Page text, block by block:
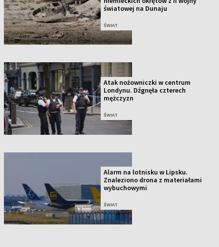
światowej na Dunaju
ŚWIAT
Atak nożowniczki w centrum
Londynu. Dźgnęła czterech
mężczyzn
ŚWIAT
Alarm na lotnisku w Lipsku.
Znaleziono drona z materiałami
wybuchowymi
ŚWIAT